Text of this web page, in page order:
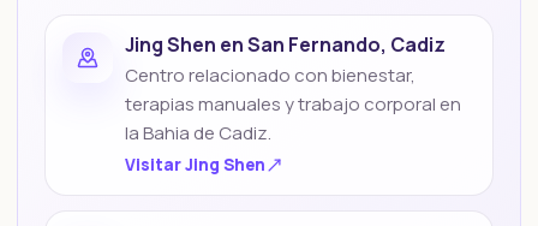
Jing Shen en San Fernando, Cadiz
Centro relacionado con bienestar,
terapias manuales y trabajo corporal en
la Bahia de Cadiz.
VisitarJing Shen